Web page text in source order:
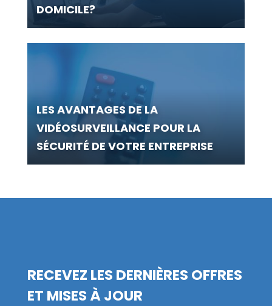
DOMICILE?
LES AVANTAGES DE LA
VIDÉOSURVEILLANCE POUR LA
SÉCURITÉ DE VOTRE ENTREPRISE
RECEVEZ LES DERNIÈRES OFFRES
ET MISES À JOUR